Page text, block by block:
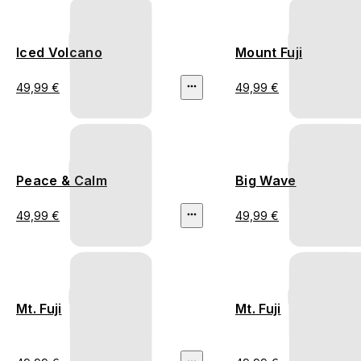
Iced Volcano
49,99 €
Mount Fuji
49,99 €
Peace & Calm
49,99 €
Big Wave
49,99 €
Mt. Fuji Mt. Fuji